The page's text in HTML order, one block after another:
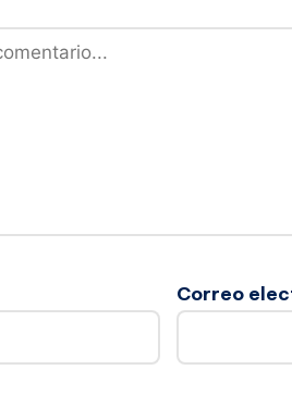
Correo